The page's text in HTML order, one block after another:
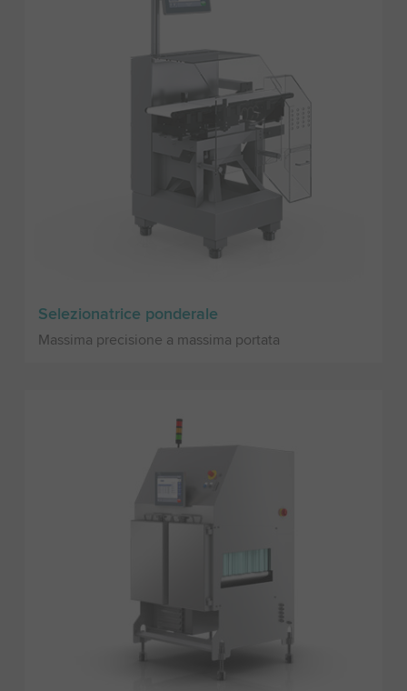
Selezionatrice ponderale
Massima precisione a massima portata